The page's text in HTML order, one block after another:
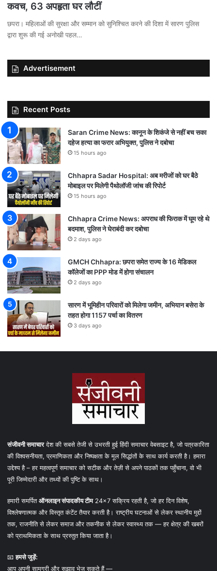
कवच, 63 अपहृता घर लौटीं
छपरा। महिलाओं की सुरक्षा और सम्मान को सुनिश्चित करने की दिशा में सारण पुलिस
द्वारा शुरू की गई अनोखी पहल…
Advertisement
Recent Posts
Saran Crime News: कानून के शिकंजे से नहीं बच सका
दहेज हत्या का फरार अभियुक्त, पुलिस ने दबोचा
15 hours ago
Chhapra Sadar Hospital: अब मरीजों को घर बैठे
मोबाइल पर मिलेगी पैथोलॉजी जांच की रिपोर्ट
15 hours ago
Chhapra Crime News: अपराध की फिराक में घूम रहे थे
बदमाश, पुलिस ने घेराबंदी कर दबोचा
2 days ago
GMCH Chhapra: छपरा समेत राज्य के 16 मेडिकल
कॉलेजों का PPP मोड में होगा संचालन
2 days ago
सारण में भूमिहीन परिवारों को मिलेगा जमीन, अभियान बसेरा के
तहत होगा 1157 पर्चा का वितरण
3 days ago
संजीवनी समाचारदेश की सबसे तेजी से उभरती हुई हिंदी समाचार वेबसाइट है, जो पत्रकारिता
की विश्वसनीयता, प्रमाणिकता और निष्पक्षता के मूल सिद्धांतों के साथ कार्य करती है। हमारा
उद्देश्य है – हर महत्वपूर्ण समाचार को सटीक और तेज़ी से अपने पाठकों तक पहुँचाना, वो भी
पूरी जिम्मेदारी और तथ्यों की पुष्टि के साथ।
हमारी समर्पितऑनलाइन संपादकीय टीम24×7 सक्रिय रहती है, जो हर दिन विशेष,
विश्लेषणात्मक और विस्तृत कंटेंट तैयार करती है। राष्ट्रीय घटनाओं से लेकर स्थानीय मुद्दों
तक, राजनीति से लेकर समाज और तकनीक से लेकर स्वास्थ्य तक — हर क्षेत्र की खबरों
को प्राथमिकता के साथ प्रस्तुत किया जाता है।
📧हमसे जुड़ें:
आप अपनी सामग्री और सुझाव भेज सकते हैं —